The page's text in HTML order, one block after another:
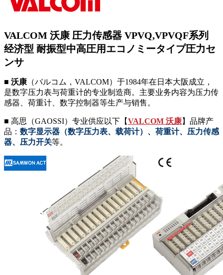
VALCOM 沃康 圧力传感器 VPVQ,VPVQF系列
经济型 耐振型中高圧用エコノミータイプ圧力セ
ンサ
■ 沃康 （バルコム，VALCOM）于1984年在日本大阪成立，
是数字压力表与荷重计的专业制造商。主要业务内容为压力传
感器、荷重计、数字控制器等生产与销售。
■ 高思（GAOSSI）专业供应以下【VALCOM 沃康】品牌产
品： 数字显示器（数字压力表、载荷计）、荷重计、压力传感
器、压力开关等。